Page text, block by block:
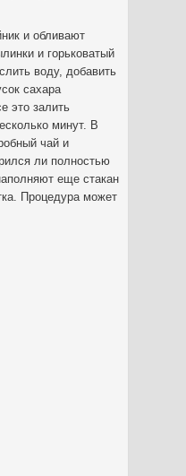
и обливают
и горьковатый
воду, добавить
сахара
это залить
минут. В
чай и
ли полностью
еще стакан
Процедура может